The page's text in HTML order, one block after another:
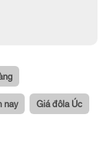
nay Giá đôla Úc